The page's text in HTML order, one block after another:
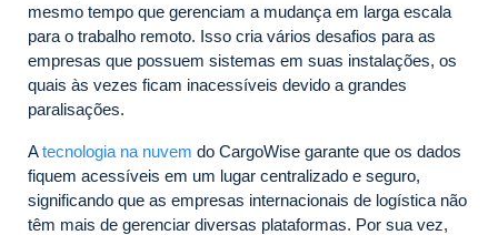
mesmo tempo que gerenciam a mudança em larga escala
para o trabalho remoto. Isso cria vários desafios para as
empresas que possuem sistemas em suas instalações, os
quais às vezes ficam inacessíveis devido a grandes
paralisações.
Atecnologia na nuvem do CargoWise garante que os dados
fiquem acessíveis em um lugar centralizado e seguro,
significando que as empresas internacionais de logística não
têm mais de gerenciar diversas plataformas. Por sua vez,